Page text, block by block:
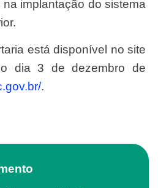
implantação do sistema
dia 3 de dezembro de
.